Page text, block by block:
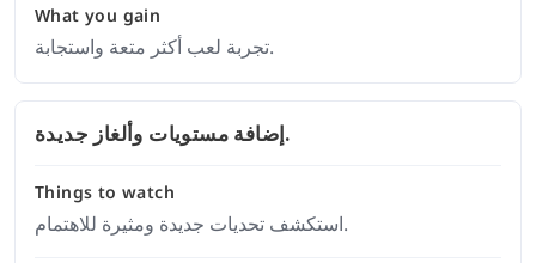
What you gain
تجربة لعب أكثر متعة واستجابة.
إضافة مستويات وألغاز جديدة.
Things to watch
استكشف تحديات جديدة ومثيرة للاهتمام.